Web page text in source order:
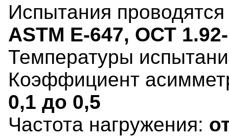
Испытания
ASTM E-647, ОСТ
Температуры
Коэффициент
0,1 до 0,5
Частота нагружения: